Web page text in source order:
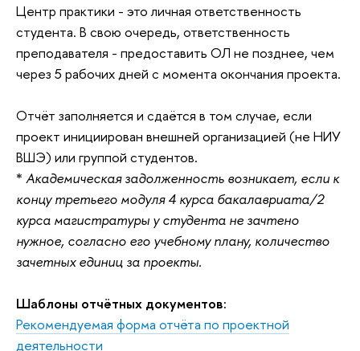
Центр практики - это личная ответственность
студента. В свою очередь, ответственность
преподавателя - предоставить ОЛ не позднее, чем
через 5 рабочих дней с момента окончания проекта.
Отчёт заполняется и сдаётся в том случае, если
проект инициирован внешней организацией (не НИУ
ВШЭ) или группой студентов.
* Академическая задолженность возникает, если к
концу третьего модуля 4 курса бакалавриата/2
курса магистратуры у студента не зачтено
нужное, согласно его учебному плану, количество
зачетных единиц за проекты.
Шаблоны отчётных документов:
Рекомендуемая форма отчёта по проектной
деятельности